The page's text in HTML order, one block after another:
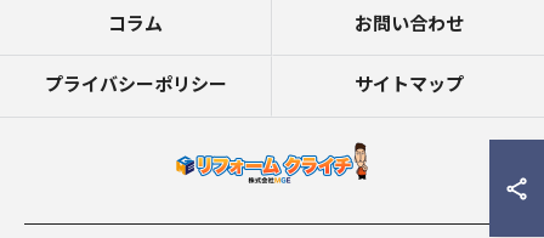
コラム
お問い合わせ
プライバシーポリシー
サイトマップ